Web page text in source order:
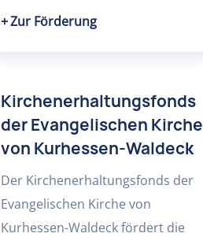
Zur Förderung
Kirchenerhaltungsfonds
der Evangelischen Kirche
von Kurhessen-Waldeck
Der Kirchenerhaltungsfonds der
Evangelischen Kirche von
Kurhessen-Waldeck fördert die